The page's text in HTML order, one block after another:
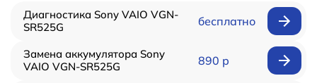
Диагностика Sony VAIO VGN-
SR525G
бесплатно
Замена аккумулятора Sony
VAIO VGN-SR525G
890 р